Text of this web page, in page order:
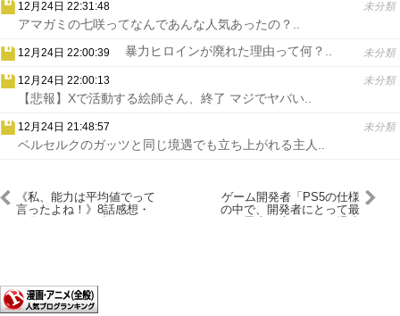
12月24日 22:31:48 未分類
アマガミの七咲ってなんであんな人気あったの？..
12月24日 22:00:39 未分類
暴力ヒロインが廃れた理由って何？..
12月24日 22:00:13 未分類
【悲報】Xで活動する絵師さん、終了 マジでヤバい..
12月24日 21:48:57 未分類
ベルセルクのガッツと同じ境遇でも立ち上がれる主人..
《私、能力は平均値でって
言ったよね！》8話感想・
ゲーム開発者「PS5の仕様
の中で、開発者にとって最